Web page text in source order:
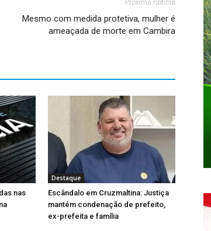
Próxima notícia
Mesmo com medida protetiva, mulher é
ameaçada de morte em Cambira
nas
Destaque
Escândalo em Cruzmaltina: Justiça
mantém condenação de prefeito,
ex-prefeita e família